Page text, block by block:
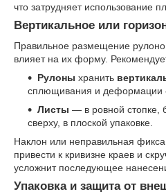
что затрудняет использование
Вертикальное или
Правильное размещение
влияет на их форму.
Рулоны хранить
сплющивания и деформации
Листы — в ровной стопке,
сверху, в плоской упаковке.
Наклон или неправильная
привести к кривизне краев и
усложнит последующее
Упаковка и защита от